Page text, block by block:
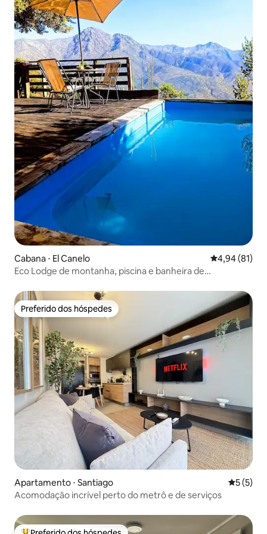
Cabana ⋅ El Canelo 4,94 de uma
4,94 (81)
Eco Lodge de montanha, piscina e banheira de
Preferido dos hóspedes
Preferido dos hóspedes
Apartamento ⋅ Santiago 5 de
5 (5)
Acomodação incrível perto do metrô e de serviços